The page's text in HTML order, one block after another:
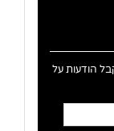
הודעות על